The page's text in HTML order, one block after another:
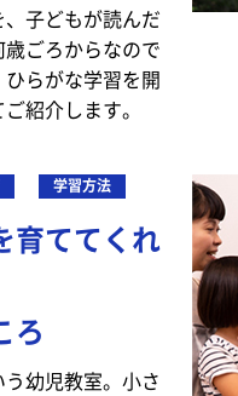
子どもが読んだ
ごろからなので
らがな学習を開
紹介します。
学習方法
育ててくれ
ろ
幼児教室。小さ